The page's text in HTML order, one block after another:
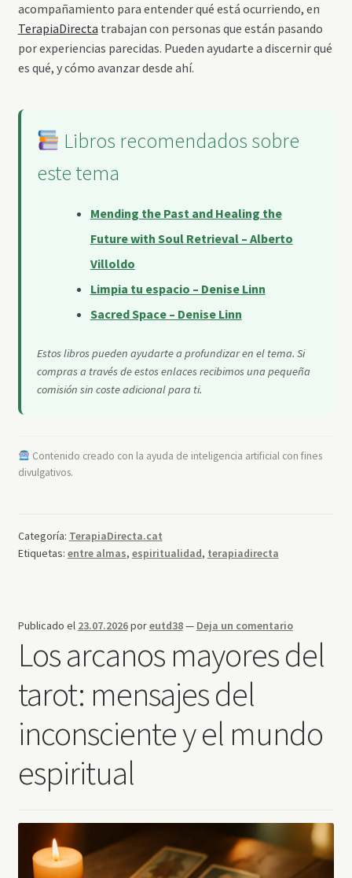
acompañamiento para entender qué está ocurriendo, en
TerapiaDirecta trabajan con personas que están pasando
por experiencias parecidas. Pueden ayudarte a discernir qué
es qué, y cómo avanzar desde ahí.
Libros recomendados sobre
este tema
Mending the Past and Healing the
Future with Soul Retrieval – Alberto
Villoldo
Limpia tu espacio – Denise Linn
Sacred Space – Denise Linn
Estos libros pueden ayudarte a profundizar en el tema. Si
compras a través de estos enlaces recibimos una pequeña
comisión sin coste adicional para ti.
Contenido creado con la ayuda de inteligencia artificial con fines
divulgativos.
Categoría: TerapiaDirecta.cat
Etiquetas: entre almas, espiritualidad, terapiadirecta
Publicado el 23.07.2026poreutd38— Deja un comentario
Los arcanos mayores del
tarot: mensajes del
inconsciente y el mundo
espiritual